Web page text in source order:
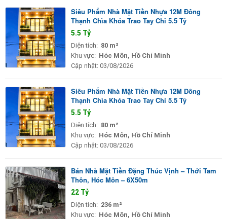
Siêu Phẩm Nhà Mặt Tiền Nhựa 12M Đông
Thạnh Chìa Khóa Trao Tay Chỉ 5.5 Tỷ
5.5 Tỷ
Diện tích: 80 m²
Khu vực: Hóc Môn, Hồ Chí Minh
Cập nhật: 03/08/2026
Siêu Phẩm Nhà Mặt Tiền Nhựa 12M Đông
Thạnh Chìa Khóa Trao Tay Chỉ 5.5 Tỷ
5.5 Tỷ
Diện tích: 80 m²
Khu vực: Hóc Môn, Hồ Chí Minh
Cập nhật: 03/08/2026
Bán Nhà Mặt Tiền Đặng Thúc Vịnh – Thới Tam
Thôn, Hóc Môn – 6X50m
22 Tỷ
Diện tích: 236 m²
Khu vực: Hóc Môn, Hồ Chí Minh